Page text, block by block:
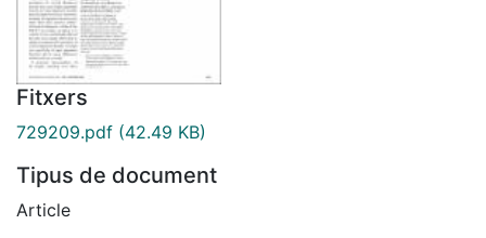
Fitxers
729209.pdf (42.49 KB)
Tipus de document
Article